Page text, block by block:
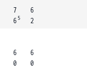
7
6 5
6
2
6
0
6
0